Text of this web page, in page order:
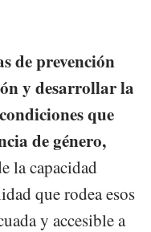
de prevención
y desarrollar la
que
de género,
la capacidad
que rodea esos
y accesible a